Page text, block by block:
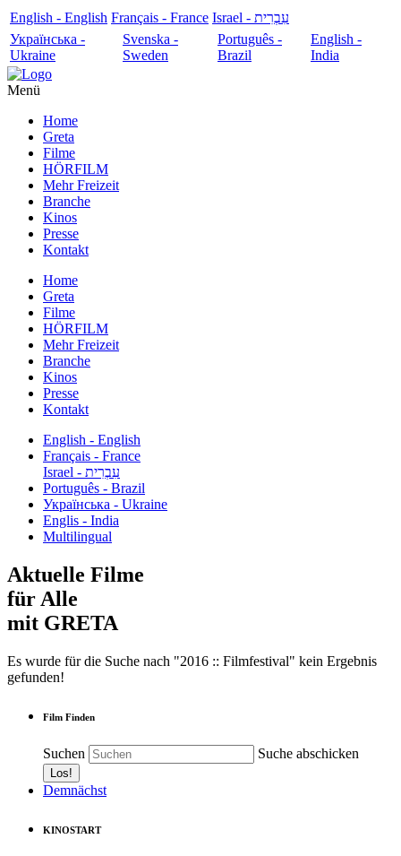
English - English Français - France
עִבְרִית - Israel
Українська -
Ukraine
Svenska -
Sweden
Português -
Brazil
English -
India
Menü
Home
Greta
Filme
HÖRFILM
Mehr Freizeit
Branche
Kinos
Presse
Kontakt
Home
Greta
Filme
HÖRFILM
Mehr Freizeit
Branche
Kinos
Presse
Kontakt
English - English
Français - France
עִבְרִית - Israel
Português - Brazil
Українська - Ukraine
Englis - India
Multilingual
Aktuelle Filme
für Alle
mit GRETA
Es wurde für die Suche nach "2016 :: Filmfestival" kein Ergebnis
gefunden!
Film Finden
Suchen Suche abschicken
Demnächst
KINOSTART